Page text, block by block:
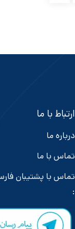
ارتباط با ما
درباره ما
تماس با ما
تماس با پشتیبان
: